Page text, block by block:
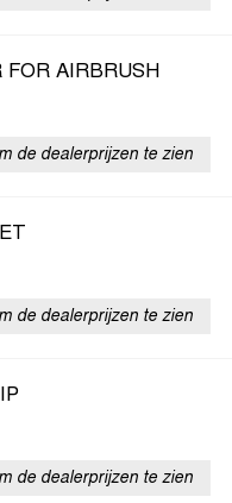
FOR AIRBRUSH
de dealerprijzen te zien
de dealerprijzen te zien
de dealerprijzen te zien